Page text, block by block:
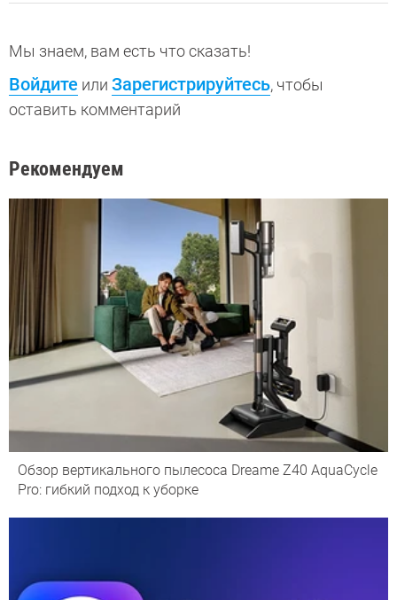
Мы знаем, вам есть что сказать!
Войдите или Зарегистрируйтесь, чтобы
оставить комментарий
Рекомендуем
Обзор вертикального пылесоса Dreame Z40 AquaCycle
Pro: гибкий подход к уборке